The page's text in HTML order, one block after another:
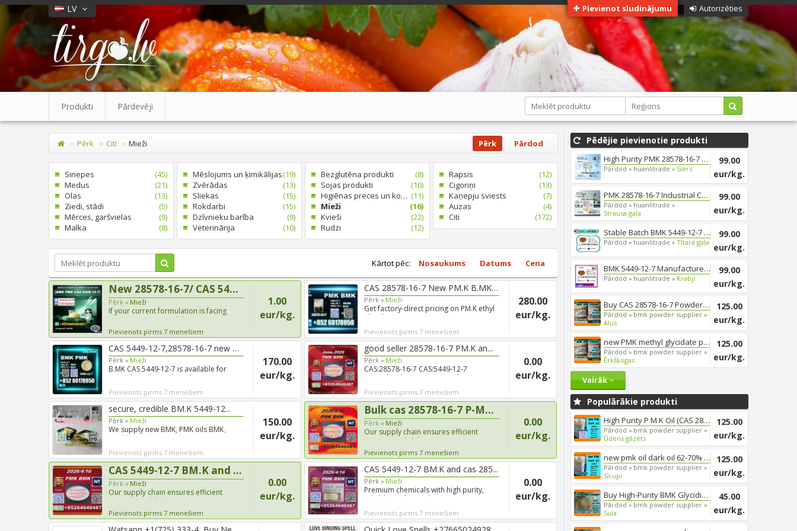
Autorizēties
LV Pievienot sludinājumu
Produkti Pārdevēji
Pērk Citi Mieži Pārdod
Pērk
Sinepes
(45)
Medus
(21)
Olas
(13)
Ziedi, stādi
(5)
Mērces, garšvielas
(9)
Malka
(8)
Mēslojums un ķimikālijas(19)
Zvērādas
(13)
Sliekas
(15)
Rokdarbi
(15)
Dzīvnieku barība
(9)
Veterinārija
(10)
Bezglutēna produkti
(8)
Sojas produkti
(10)
Higiēnas preces un kosmētika (11)
Mieži
(16)
Kvieši
(22)
Rudzi
(12)
Rapsis
(12)
Cigoriņi
(13)
Kaņepju sviests
(7)
Auzas
(4)
Citi
(172)
Kārtot pēc: Nosaukums Datums Cena
New 28578-16-7/ CAS 5449-12-7/...
Pērk » Mieži
If your current formulation is facing
separation, poor solub...
Pievienots pirms 7 menešiem
1.00
eur/kg.
CAS 28578-16-7 New PM.K B.MK s...
Pērk » Mieži
Get factory-direct pricing on PM.K ethyl
glycidate CAS 28578...
Pievienots pirms 7 menešiem
280.00
eur/kg.
CAS 5449-12-7,28578-16-7 new B...
Pērk » Mieži
B.MK CAS 5449-12-7 is available for
immediate dispatch to cl...
Pievienots pirms 7 menešiem
170.00
eur/kg.
good seller 28578-16-7 PM.K an...
Pērk » Mieži
CAS:28578-16-7 CAS:5449-12-7
Centralized transport coordinat...
Pievienots pirms 7 menešiem
0.00
eur/kg.
secure, credible BM.K 5449-12...
Pērk » Mieži
We supply new BMK, PMK oils BMK、
PMK油（CAS 5449-12-7CAS 28578-...
Pievienots pirms 7 menešiem
150.00
eur/kg.
Bulk cas 28578-16-7 P-MK and C...
Pērk » Mieži
Our supply chain ensures efficient
international delivery, s...
Pievienots pirms 7 menešiem
0.00
eur/kg.
CAS 5449-12-7 BM.K and cas2857...
Pērk » Mieži
Our supply chain ensures efficient
international delivery, s...
Pievienots pirms 7 menešiem
0.00
eur/kg.
CAS 5449-12-7 BM.K and cas 285...
Pērk » Mieži
Premium chemicals with high purity,
reliable quality, and wo...
Pievienots pirms 7 menešiem
0.00
eur/kg.
Pēdējie pievienotie produkti
High Purity PMK 28578-16-7 Raw...
Pārdod » huanlitrade » Siers
99.00
eur/kg.
PMK 28578-16-7 Industrial Chem...
Pārdod » huanlitrade »
Strausa gaļa
99.00
eur/kg.
Stable Batch BMK 5449-12-7 Ind...
Pārdod » huanlitrade » Tītara gaļa
99.00
eur/kg.
BMK 5449-12-7 Manufacturer Bul...
Pārdod » huanlitrade » Krabji
99.00
eur/kg.
Buy CAS 28578-16-7 Powder Eth...
Pārdod » bmk powder supplier »
Alus
125.00
eur/kg.
new PMK methyl glycidate powd...
Pārdod » bmk powder supplier »
Ērkšķogas
125.00
eur/kg.
Vairāk
Populārākie produkti
High Purity P M K Oil (CAS 285...
Pārdod » bmk powder supplier »
Ūdens gāzēts
125.00
eur/kg.
new pmk oil dark oil 62-70% yi...
Pārdod » bmk powder supplier »
Sīrupi
125.00
eur/kg.
Buy High-Purity BMK Glycidic A...
Pārdod » bmk powder supplier »
Sula
45.00
eur/kg.